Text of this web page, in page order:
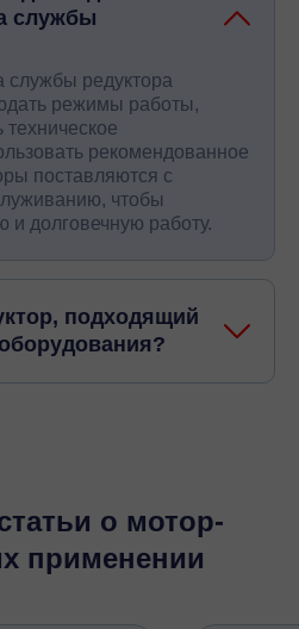
службы
службы редуктора
режимы работы,
техническое
рекомендованное
поставляются с
чтобы
и долговечную работу.
подходящий
о мотор-
применении